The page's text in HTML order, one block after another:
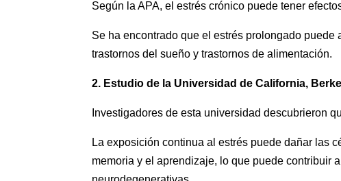
Según la APA, el estrés crónico puede tener
Se ha encontrado que el estrés prolongado
trastornos del sueño y trastornos de alimentación.
2. Estudio de la Universidad de California,
Investigadores de esta universidad descubrieron
La exposición continua al estrés puede dañar las
memoria y el aprendizaje, lo que puede contribuir